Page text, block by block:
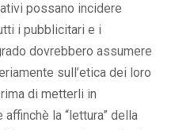
possano incidere
i pubblicitari e i
dovrebbero assumere
sull’etica dei loro
di metterli in
la “lettura” della